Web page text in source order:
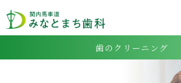
歯のクリーニング